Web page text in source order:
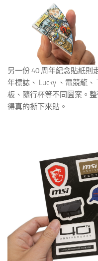
另一份 40 周年紀念貼紙則
年標誌、 Lucky 、電競龍
板、隨行杯等不同圖案。
得真的撕下來貼。